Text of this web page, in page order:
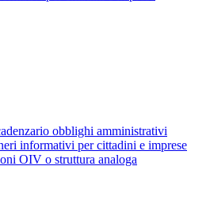
obblighi amministrativi
informativi per cittadini e imprese
OIV o struttura analoga